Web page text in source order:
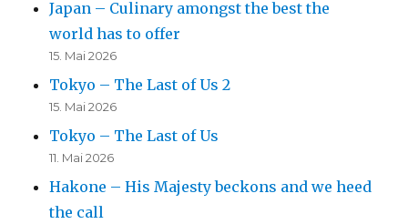
Japan – Culinary amongst the best the
world has to offer
15. Mai 2026
Tokyo – The Last of Us 2
15. Mai 2026
Tokyo – The Last of Us
11. Mai 2026
Hakone – His Majesty beckons and we heed
the call